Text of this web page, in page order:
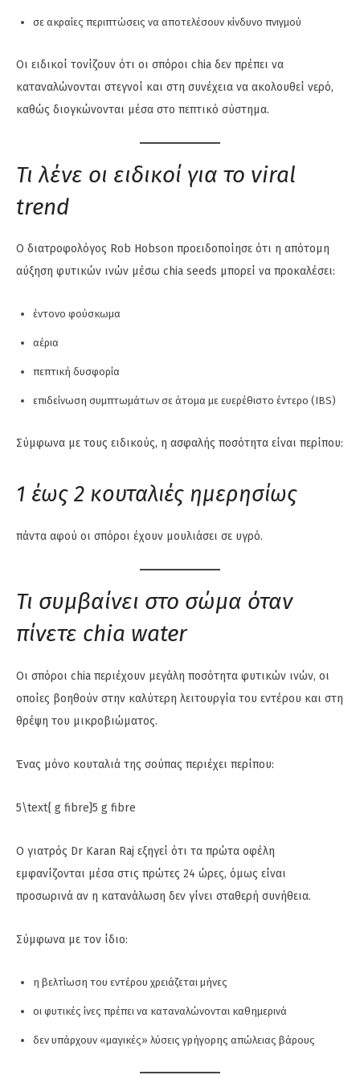
σε ακραίες περιπτώσεις να αποτελέσουν κίνδυνο πνιγμού
Οι ειδικοί τονίζουν ότι οι σπόροι chia δεν πρέπει να
καταναλώνονται στεγνοί και στη συνέχεια να ακολουθεί νερό,
καθώς διογκώνονται μέσα στο πεπτικό σύστημα.
Τι λένε οι ειδικοί για το viral
trend
Ο διατροφολόγος Rob Hobson προειδοποίησε ότι η απότομη
αύξηση φυτικών ινών μέσω chia seeds μπορεί να προκαλέσει:
έντονο φούσκωμα
αέρια
πεπτική δυσφορία
επιδείνωση συμπτωμάτων σε άτομα με ευερέθιστο έντερο (IBS)
Σύμφωνα με τους ειδικούς, η ασφαλής ποσότητα είναι περίπου:
1 έως 2 κουταλιές ημερησίως
πάντα αφού οι σπόροι έχουν μουλιάσει σε υγρό.
Τι συμβαίνει στο σώμα όταν
πίνετε chia water
Οι σπόροι chia περιέχουν μεγάλη ποσότητα φυτικών ινών, οι
οποίες βοηθούν στην καλύτερη λειτουργία του εντέρου και στη
θρέψη του μικροβιώματος.
Ένας μόνο κουταλιά της σούπας περιέχει περίπου:
5\text{ g fibre}5 g fibre
Ο γιατρός Dr Karan Raj εξηγεί ότι τα πρώτα οφέλη
εμφανίζονται μέσα στις πρώτες 24 ώρες, όμως είναι
προσωρινά αν η κατανάλωση δεν γίνει σταθερή συνήθεια.
Σύμφωνα με τον ίδιο:
η βελτίωση του εντέρου χρειάζεται μήνες
οι φυτικές ίνες πρέπει να καταναλώνονται καθημερινά
δεν υπάρχουν «μαγικές» λύσεις γρήγορης απώλειας βάρους